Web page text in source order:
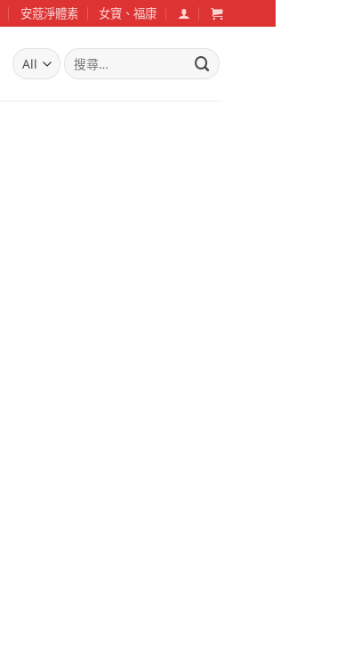
安蔻淨體素 女寶、福康
搜
尋